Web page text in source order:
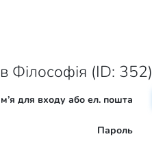
Філософія (ID: 352)
для входу або ел. пошта
Пароль